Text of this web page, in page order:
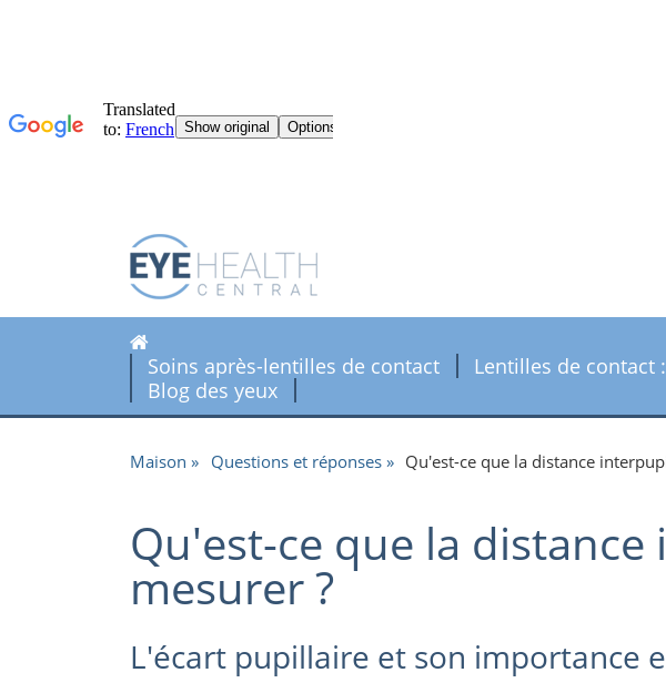
Soins après-lentilles de contact Lentilles de contact
Blog des yeux
Maison Questions et réponses Qu'est-ce que la distance
Qu'est-ce que la
mesurer ?
L'écart pupillaire et son importance